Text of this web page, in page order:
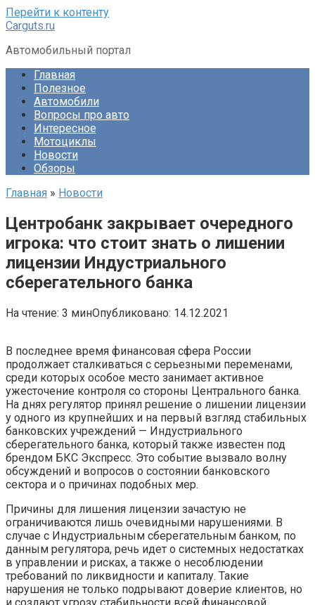
Перейти к контенту
Carguts.ru
Автомобильный портал
Главная
Полезное
Автомобили
Вопросы про авто
Интересное
Мотоциклы
Новости
Обзоры
Главная » Новости
Центробанк закрывает очередного
игрока: что стоит знать о лишении
лицензии Индустриального
сберегательного банка
На чтение: 3 минОпубликовано: 14.12.2021
В последнее время финансовая сфера России
продолжает сталкиваться с серьезными переменами,
среди которых особое место занимает активное
ужесточение контроля со стороны Центрального банка.
На днях регулятор принял решение о лишении лицензии
у одного из крупнейших и на первый взгляд стабильных
банковских учреждений — Индустриального
сберегательного банка, который также известен под
брендом БКС Экспресс. Это событие вызвало волну
обсуждений и вопросов о состоянии банковского
сектора и о причинах подобных мер.
Причины для лишения лицензии зачастую не
ограничиваются лишь очевидными нарушениями. В
случае с Индустриальным сберегательным банком, по
данным регулятора, речь идет о системных недостатках
в управлении и рисках, а также о несоблюдении
требований по ликвидности и капиталу. Такие
нарушения не только подрывают доверие клиентов, но